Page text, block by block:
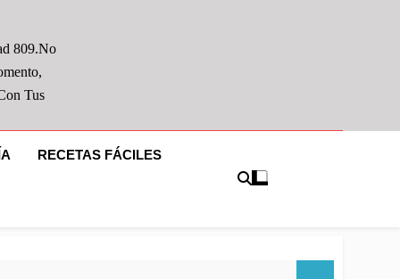
809.No
Tus
RECETAS FÁCILES